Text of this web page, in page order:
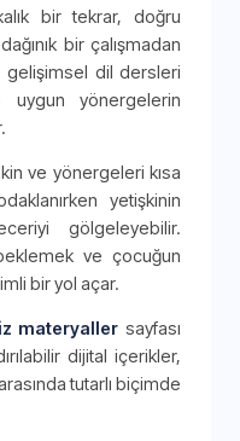
bir tekrar, doğru
bir çalışmadan
gelişimsel dil dersleri
uygun yönergelerin
ve yönergeleri kısa
yetişkinin
gölgeleyebilir.
ve çocuğun
bir yol açar.
materyaller sayfası
dijital içerikler,
tutarlı biçimde